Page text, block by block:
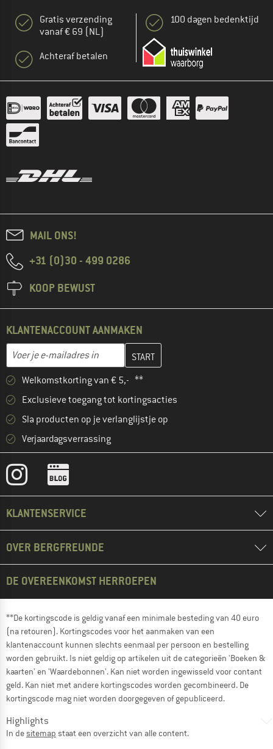
Gratis verzending
vanaf € 69 (NL)
Achteraf betalen
100 dagen bedenktijd
MAIL ONS!
+31 (0)30 - 499 0286
KOOP BEWUST
KLANTENACCOUNT AANMAKEN
Voer je e-mailadres in
Vul je e-mailadres hier in en maak in de volgende stap je
Welkomstkorting van € 5,- **
Exclusieve toegang tot kortingsacties
Sla producten op je verlanglijstje op
Verjaardagsverrassing
KLANTENSERVICE
OVER BERGFREUNDE
DE OVEREENKOMST HERROEPEN
**De kortingscode is geldig vanaf een minimale besteding van 40 euro
(na retouren). Kortingscodes voor het aanmaken van een
klantenaccount kunnen slechts eenmaal per persoon en bestelling
worden gebruikt. Is niet geldig op artikelen uit de categorieën 'Boeken &
kaarten' en 'Waardebonnen'. Kan niet worden ingewisseld voor contant
geld. Kan niet met andere kortingscodes worden gecombineerd. De
kortingscode mag niet worden doorgegeven of gepubliceerd.
Highlights
In desitemap staat een overzicht van alle content.